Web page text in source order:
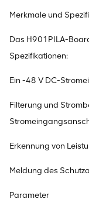
Merkmale und
Das H901PILA-
Spezifikationen:
Ein -48 V DC-
Filterung und
Erkennung von
Meldung des
Parameter